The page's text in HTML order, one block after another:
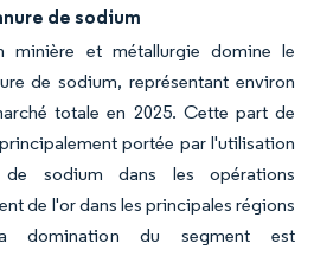
de sodium
minière et métallurgie domine le
de sodium, représentant environ
totale en 2025. Cette part de
portée par l'utilisation
sodium dans les opérations
de l'or dans les principales régions
domination du segment est